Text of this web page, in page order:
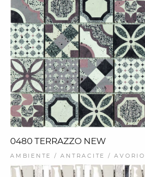
0480 TERRAZZO NEW
AMBIENTE / ANTRACITE /